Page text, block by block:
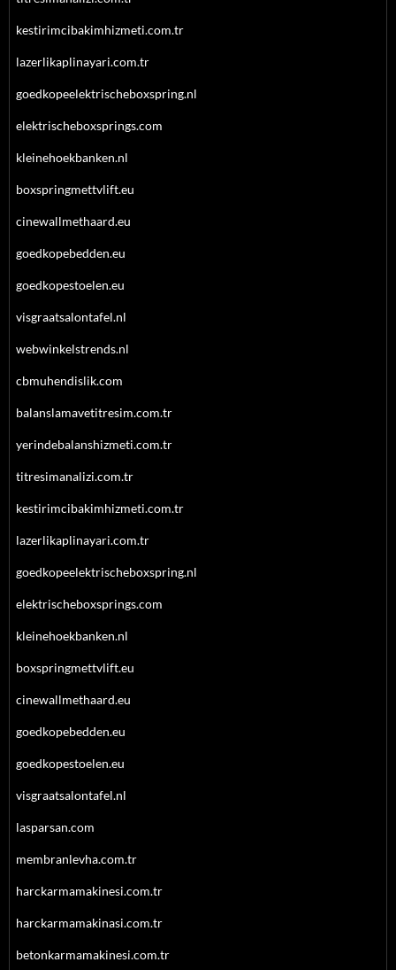
kestirimcibakimhizmeti.com.tr
lazerlikaplinayari.com.tr
goedkopeelektrischeboxspring.nl
elektrischeboxsprings.com
kleinehoekbanken.nl
boxspringmettvlift.eu
cinewallmethaard.eu
goedkopebedden.eu
goedkopestoelen.eu
visgraatsalontafel.nl
webwinkelstrends.nl
cbmuhendislik.com
balanslamavetitresim.com.tr
yerindebalanshizmeti.com.tr
titresimanalizi.com.tr
kestirimcibakimhizmeti.com.tr
lazerlikaplinayari.com.tr
goedkopeelektrischeboxspring.nl
elektrischeboxsprings.com
kleinehoekbanken.nl
boxspringmettvlift.eu
cinewallmethaard.eu
goedkopebedden.eu
goedkopestoelen.eu
visgraatsalontafel.nl
lasparsan.com
membranlevha.com.tr
harckarmamakinesi.com.tr
harckarmamakinasi.com.tr
betonkarmamakinesi.com.tr